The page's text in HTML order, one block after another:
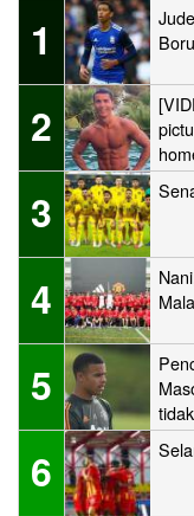
1
2
3
4
5
6